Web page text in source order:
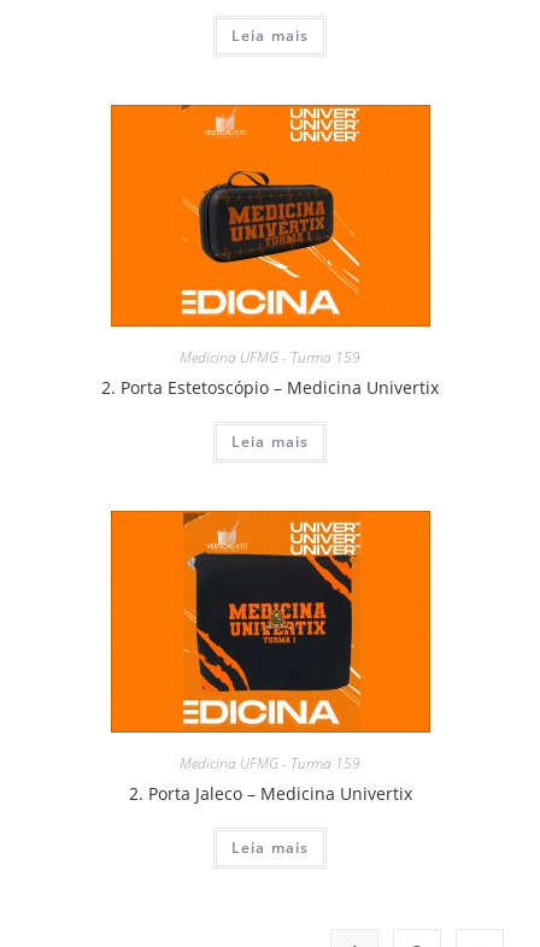
Leia mais
Medicina UFMG - Turma 159
2. Porta Estetoscópio – Medicina Univertix
Leia mais
Medicina UFMG - Turma 159
2. Porta Jaleco – Medicina Univertix
Leia mais